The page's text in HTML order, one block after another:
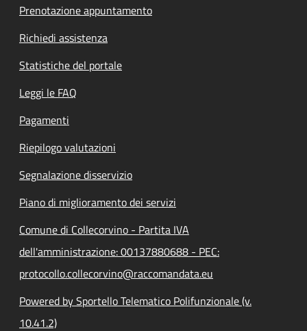
Prenotazione appuntamento
Richiedi assistenza
Statistiche del portale
Leggi le FAQ
Pagamenti
Riepilogo valutazioni
Segnalazione disservizio
Piano di miglioramento dei servizi
Comune di Collecorvino - Partita IVA
dell'amministrazione: 00137880688 - PEC:
protocollo.collecorvino@raccomandata.eu
Powered by Sportello Telematico Polifunzionale (v.
10.41.2)